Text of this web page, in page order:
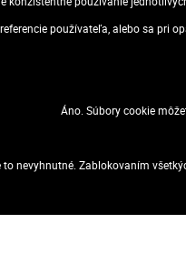
jednoduché vymieňanie
brands/
používateľa, alebo sa pri
Áno. Súbory cookie
to nevyhnutné. Zablokovaním